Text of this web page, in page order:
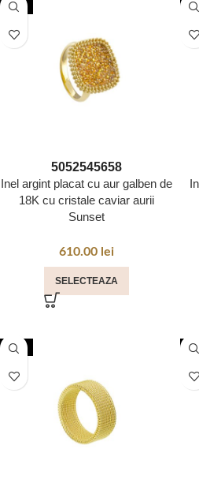
NOU
5052545658
Inel argint placat cu aur galben de
18K cu cristale caviar aurii
Sunset
610.00 lei
SELECTEAZA
NOU